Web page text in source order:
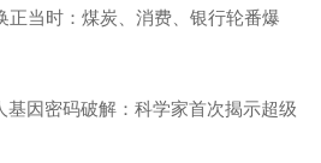
正当时：煤炭、消费、银行轮番爆
基因密码破解：科学家首次揭示超级